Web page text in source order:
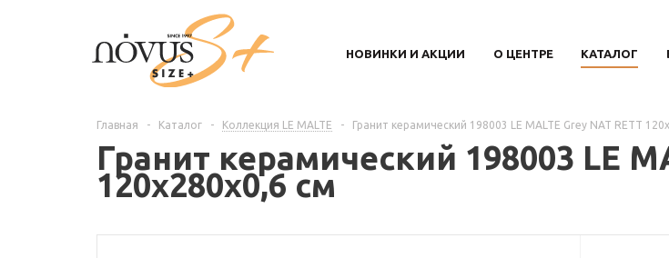
НОВИНКИ И АКЦИИ О ЦЕНТРЕ КАТАЛОГ
Главная - Каталог - Коллекция LE MALTE - Гранит керамический 198003 LE MALTE Grey NAT RETT
Гранит керамический 198003 LE
120х280x0,6 см